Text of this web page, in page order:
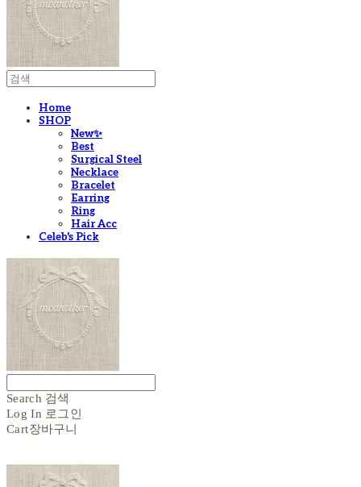
Home
SHOP
New✨
Best
Surgical Steel
Necklace
Bracelet
Earring
Ring
Hair Acc
Celeb's Pick
Search 검색
Log In 로그인
Cart장바구니